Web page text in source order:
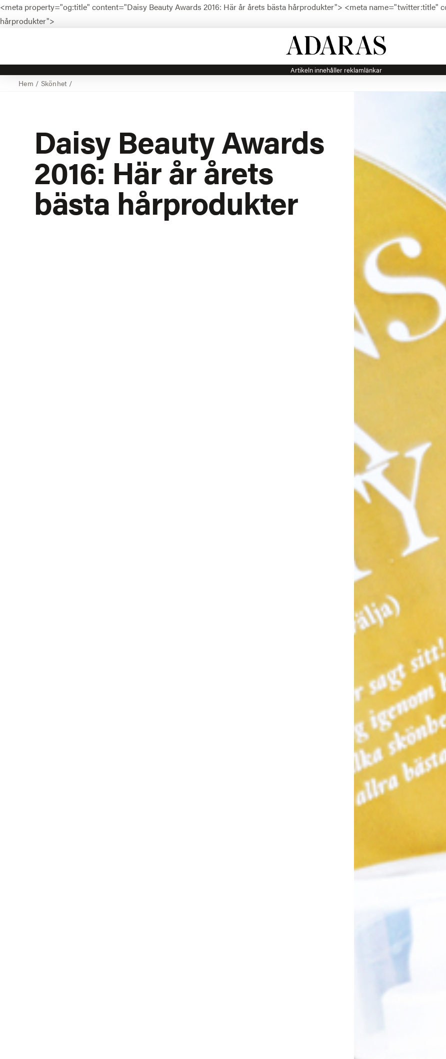
<meta property="og:title" content="Daisy Beauty Awards 2016: Här år årets bästa hårprodukter"> <meta name="twitter:title"
hårprodukter">
Artikeln innehåller reklamlänkar
Hem / Skönhet/
Daisy Beauty Awards
2016: Här årårets
bästa hårprodukter